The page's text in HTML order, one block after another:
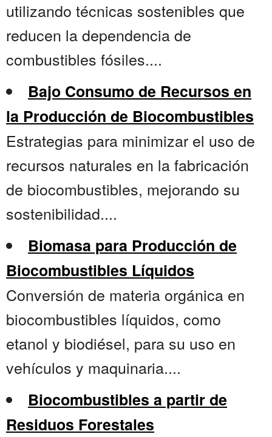
utilizando técnicas sostenibles que
reducen la dependencia de
combustibles fósiles....
Bajo Consumo de Recursos en
la Producción de Biocombustibles
Estrategias para minimizar el uso de
recursos naturales en la fabricación
de biocombustibles, mejorando su
sostenibilidad....
Biomasa para Producción de
Biocombustibles Líquidos
Conversión de materia orgánica en
biocombustibles líquidos, como
etanol y biodiésel, para su uso en
vehículos y maquinaria....
Biocombustibles a partir de
Residuos Forestales